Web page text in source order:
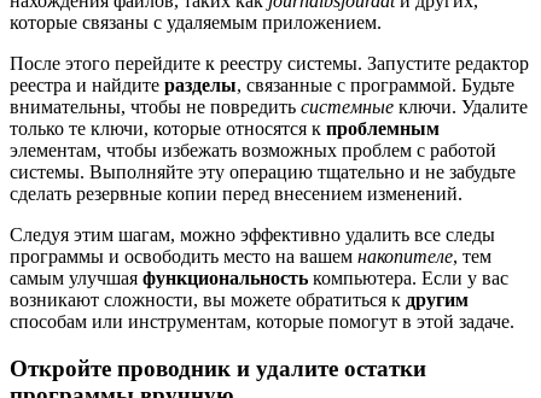
которые связаны с удаляемым приложением.
После этого перейдите к реестру системы. Запустите редактор
реестра и найдите разделы, связанные с программой. Будьте
внимательны, чтобы не повредить системные ключи. Удалите
только те ключи, которые относятся к проблемным
элементам, чтобы избежать возможных проблем с работой
системы. Выполняйте эту операцию тщательно и не забудьте
сделать резервные копии перед внесением изменений.
Следуя этим шагам, можно эффективно удалить все следы
программы и освободить место на вашем накопителе, тем
самым улучшая функциональность компьютера. Если у вас
возникают сложности, вы можете обратиться к другим
способам или инструментам, которые помогут в этой задаче.
Откройте проводник и удалите остатки